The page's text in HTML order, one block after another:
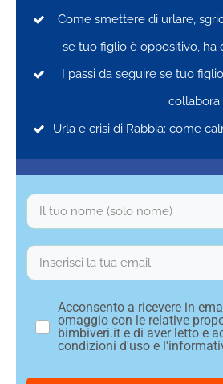
Come smettere di urlare,
se tuo figlio è oppositivo, ha
I passi da seguire se tuo
collabora
Urla e crisi di Rabbia: come
Acconsento a ricevere in
omaggio con le relative
bimbiveri.it e di aver letto e
condizioni d'uso e